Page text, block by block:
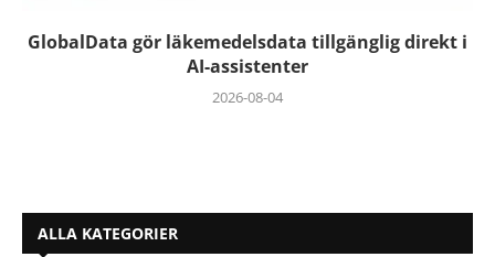
GlobalData gör läkemedelsdata tillgänglig direkt i
AI-assistenter
2026-08-04
ALLA KATEGORIER